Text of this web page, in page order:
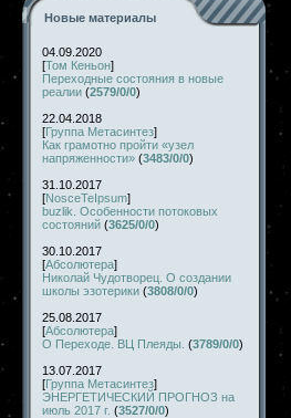
Новые материалы
04.09.2020
[Том Кеньон]
Переходные состояния в новые
реалии (2579/0/0)
22.04.2018
[Группа Метасинтез]
Как грамотно пройти «узел
напряженности» (3483/0/0)
31.10.2017
[NosceTeIpsum]
buzlik. Особенности потоковых
состояний (3625/0/0)
30.10.2017
[Абсолютера]
Николай Чудотворец. О создании
школы эзотерики (3808/0/0)
25.08.2017
[Абсолютера]
О Переходе. ВЦ Плеяды. (3789/0/0)
13.07.2017
[Группа Метасинтез]
ЭНЕРГЕТИЧЕСКИЙ ПРОГНОЗ на
июль 2017 г. (3527/0/0)